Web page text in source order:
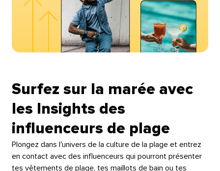
Surfez sur la marée avec
les Insights des
influenceurs de plage​​
Plongez dans l'univers de la culture de la plage et entrez
en contact avec des influenceurs qui pourront présenter
tes vêtements de plage, tes maillots de bain ou tes